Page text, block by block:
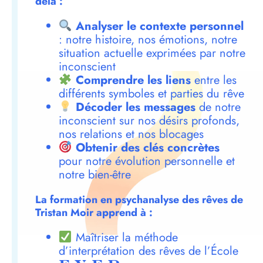
Analyser le contexte personnel
: notre histoire, nos émotions, notre
situation actuelle exprimées par notre
inconscient
Comprendre les liensentre les
différents symboles et parties du rêve
Décoder les messagesde notre
inconscient sur nos désirs profonds,
nos relations et nos blocages
Obtenir des clés concrètes
pour notre évolution personnelle et
notre bien-être
La formation en psychanalyse des rêves de
Tristan Moir apprend à :
Maîtriser la méthode
d’interprétation des rêves de l’École